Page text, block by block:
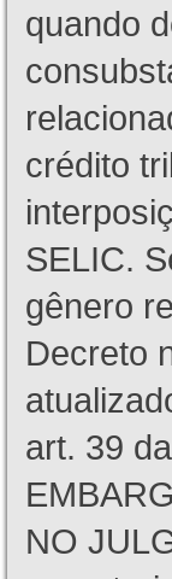
quando
crédito
SELIC.
gênero
Decreto
art. 39
NO